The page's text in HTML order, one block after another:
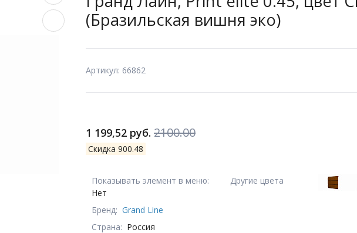
(Бразильская вишня эко)
Артикул: 66862
1 199,52 руб. 2100.00
Скидка 900.48
Показывать элемент в меню:
Нет
Бренд: Grand Line
Страна: Россия
Другие цвета